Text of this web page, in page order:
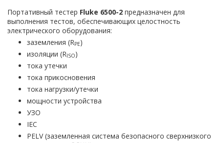
Портативный тестер Fluke 6500-2 предназначен для
выполнения тестов, обеспечивающих целостность
электрического оборудования:
заземления (RPE)
изоляции (RISO)
тока утечки
тока прикосновения
тока нагрузки/утечки
мощности устройства
УЗО
IEC
PELV (заземленная система безопасного сверхнизкого